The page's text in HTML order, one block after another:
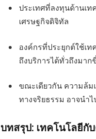
ประเทศที่ลงทุนด้านเท
เศรษฐกิจดิจิทัล
องค์กรที่ประยุกต์ใช้เ
ถึงบริการได้ทั่วถึงมาก
ขณะเดียวกัน ความล้ม
ทางจริยธรรม อาจนำ
บทสรุป: เทคโนโลยีกั